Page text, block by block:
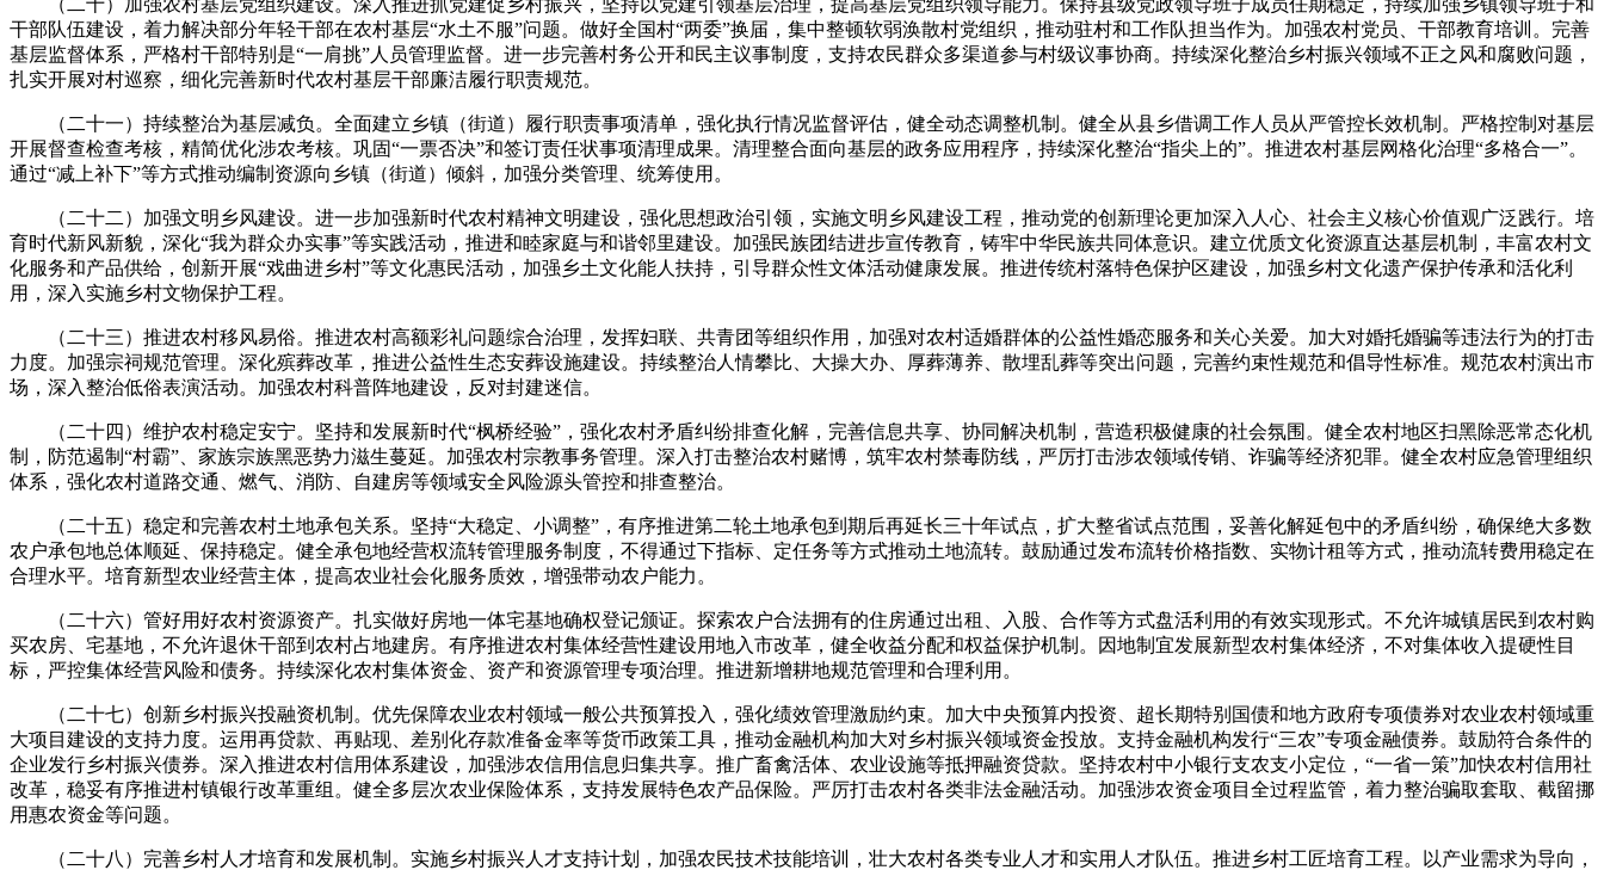
干部队伍建设，着力解决部分年轻干部在农村基层“水土不服”问题。做好全国村“两委”换届，集中整顿软弱涣散村党组织，推动驻村和工作队担当作为。加强农村党员、干部教育培训。完善
基层监督体系，严格村干部特别是“一肩挑”人员管理监督。进一步完善村务公开和民主议事制度，支持农民群众多渠道参与村级议事协商。持续深化整治乡村振兴领域不正之风和腐败问题，
扎实开展对村巡察，细化完善新时代农村基层干部廉洁履行职责规范。
（二十一）持续整治为基层减负。全面建立乡镇（街道）履行职责事项清单，强化执行情况监督评估，健全动态调整机制。健全从县乡借调工作人员从严管控长效机制。严格控制对基层
开展督查检查考核，精简优化涉农考核。巩固“一票否决”和签订责任状事项清理成果。清理整合面向基层的政务应用程序，持续深化整治“指尖上的”。推进农村基层网格化治理“多格合一”。
通过“减上补下”等方式推动编制资源向乡镇（街道）倾斜，加强分类管理、统筹使用。
（二十二）加强文明乡风建设。进一步加强新时代农村精神文明建设，强化思想政治引领，实施文明乡风建设工程，推动党的创新理论更加深入人心、社会主义核心价值观广泛践行。培
育时代新风新貌，深化“我为群众办实事”等实践活动，推进和睦家庭与和谐邻里建设。加强民族团结进步宣传教育，铸牢中华民族共同体意识。建立优质文化资源直达基层机制，丰富农村文
化服务和产品供给，创新开展“戏曲进乡村”等文化惠民活动，加强乡土文化能人扶持，引导群众性文体活动健康发展。推进传统村落特色保护区建设，加强乡村文化遗产保护传承和活化利
用，深入实施乡村文物保护工程。
（二十三）推进农村移风易俗。推进农村高额彩礼问题综合治理，发挥妇联、共青团等组织作用，加强对农村适婚群体的公益性婚恋服务和关心关爱。加大对婚托婚骗等违法行为的打击
力度。加强宗祠规范管理。深化殡葬改革，推进公益性生态安葬设施建设。持续整治人情攀比、大操大办、厚葬薄养、散埋乱葬等突出问题，完善约束性规范和倡导性标准。规范农村演出市
场，深入整治低俗表演活动。加强农村科普阵地建设，反对封建迷信。
（二十四）维护农村稳定安宁。坚持和发展新时代“枫桥经验”，强化农村矛盾纠纷排查化解，完善信息共享、协同解决机制，营造积极健康的社会氛围。健全农村地区扫黑除恶常态化机
制，防范遏制“村霸”、家族宗族黑恶势力滋生蔓延。加强农村宗教事务管理。深入打击整治农村赌博，筑牢农村禁毒防线，严厉打击涉农领域传销、诈骗等经济犯罪。健全农村应急管理组织
体系，强化农村道路交通、燃气、消防、自建房等领域安全风险源头管控和排查整治。
（二十五）稳定和完善农村土地承包关系。坚持“大稳定、小调整”，有序推进第二轮土地承包到期后再延长三十年试点，扩大整省试点范围，妥善化解延包中的矛盾纠纷，确保绝大多数
农户承包地总体顺延、保持稳定。健全承包地经营权流转管理服务制度，不得通过下指标、定任务等方式推动土地流转。鼓励通过发布流转价格指数、实物计租等方式，推动流转费用稳定在
合理水平。培育新型农业经营主体，提高农业社会化服务质效，增强带动农户能力。
（二十六）管好用好农村资源资产。扎实做好房地一体宅基地确权登记颁证。探索农户合法拥有的住房通过出租、入股、合作等方式盘活利用的有效实现形式。不允许城镇居民到农村购
买农房、宅基地，不允许退休干部到农村占地建房。有序推进农村集体经营性建设用地入市改革，健全收益分配和权益保护机制。因地制宜发展新型农村集体经济，不对集体收入提硬性目
标，严控集体经营风险和债务。持续深化农村集体资金、资产和资源管理专项治理。推进新增耕地规范管理和合理利用。
（二十七）创新乡村振兴投融资机制。优先保障农业农村领域一般公共预算投入，强化绩效管理激励约束。加大中央预算内投资、超长期特别国债和地方政府专项债券对农业农村领域重
大项目建设的支持力度。运用再贷款、再贴现、差别化存款准备金率等货币政策工具，推动金融机构加大对乡村振兴领域资金投放。支持金融机构发行“三农”专项金融债券。鼓励符合条件的
企业发行乡村振兴债券。深入推进农村信用体系建设，加强涉农信用信息归集共享。推广畜禽活体、农业设施等抵押融资贷款。坚持农村中小银行支农支小定位，“一省一策”加快农村信用社
改革，稳妥有序推进村镇银行改革重组。健全多层次农业保险体系，支持发展特色农产品保险。严厉打击农村各类非法金融活动。加强涉农资金项目全过程监管，着力整治骗取套取、截留挪
用惠农资金等问题。
（二十八）完善乡村人才培育和发展机制。实施乡村振兴人才支持计划，加强农民技术技能培训，壮大农村各类专业人才和实用人才队伍。推进乡村工匠培育工程。以产业需求为导向，